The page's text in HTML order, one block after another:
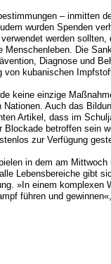
– inmitten
wurden Spenden
werden
Die
Diagnose und
von kubanischen
keine einzige
Auch das
Artikel, dass im
Blockade betroffen sein
zur Verfügung
in dem am
Lebensbereiche gibt
»In einem komplexen
führen und